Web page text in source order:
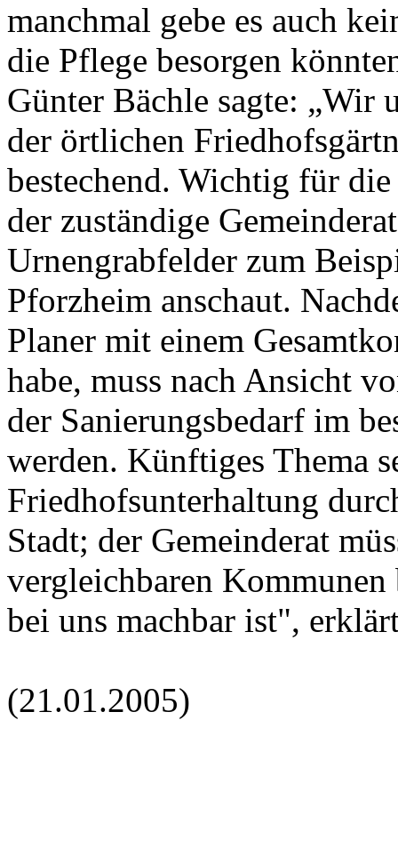
manchmal gebe es auch
die Pflege besorgen
Günter Bächle sagte: „Wir
der örtlichen
bestechend. Wichtig für
der zuständige
Urnengrabfelder zum
Pforzheim anschaut.
Planer mit einem
habe, muss nach Ansicht
der Sanierungsbedarf im
werden. Künftiges Thema
Friedhofsunterhaltung
Stadt; der Gemeinderat
vergleichbaren Kommunen
bei uns machbar ist",
(21.01.2005)